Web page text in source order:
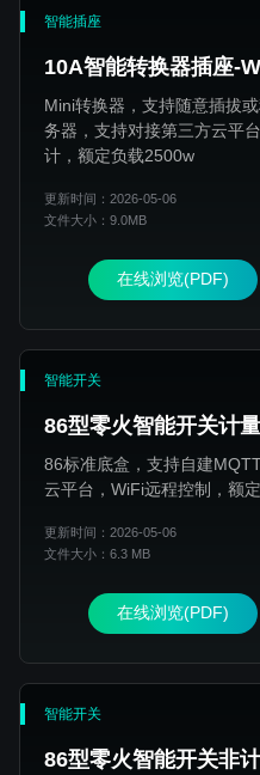
智能插座
10A智能转换器插座-
Mini转换器，支持随意插拔
务器，支持对接第三方云平
计，额定负载2500w
更新时间：2026-05-06
文件大小：9.0MB
在线浏览(PDF)
智能开关
86型零火智能开关计
86标准底盒，支持自建
云平台，WiFi远程控制，额
更新时间：2026-05-06
文件大小：6.3 MB
在线浏览(PDF)
智能开关
86型零火智能开关非